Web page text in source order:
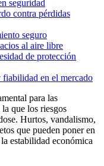
seguridad
contra pérdidas
seguro
al aire libre
de protección
en el mercado
para las
que los riesgos
Hurtos, vandalismo,
que pueden poner en
estabilidad económica